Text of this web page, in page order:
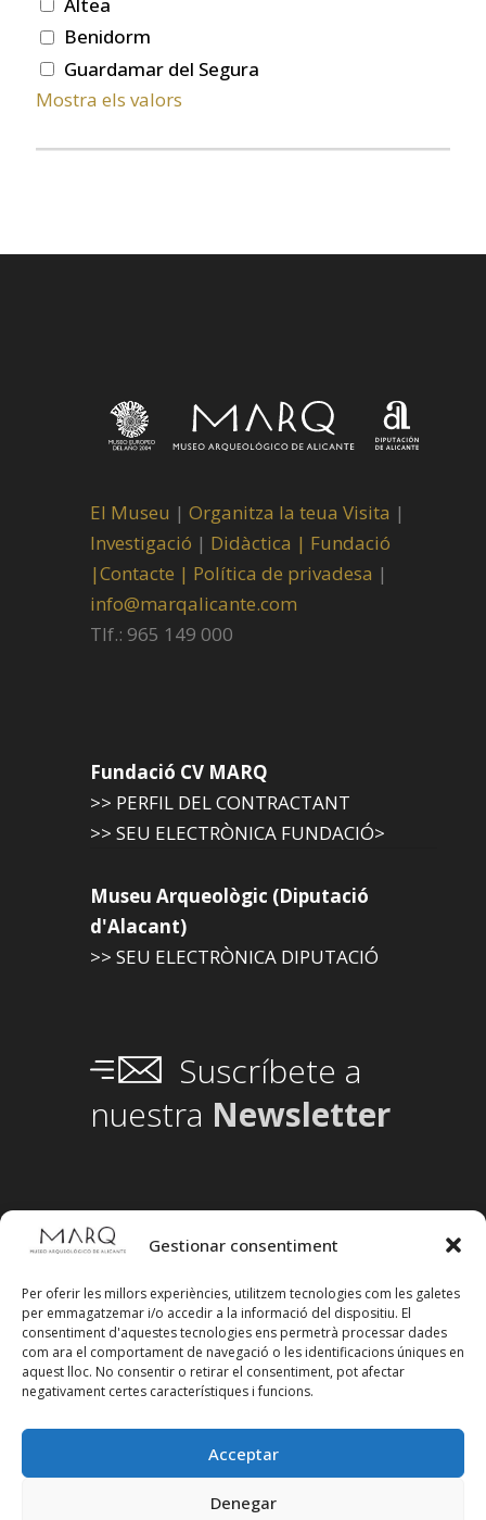
Gestionar consentiment
Per oferir les millors experiències, utilitzem tecnologies com les galetes
per emmagatzemar i/o accedir a la informació del dispositiu. El
consentiment d'aquestes tecnologies ens permetrà processar dades
com ara el comportament de navegació o les identificacions úniques en
aquest lloc. No consentir o retirar el consentiment, pot afectar
negativament certes característiques i funcions.
Acceptar
Denegar
Benidorm
Guardamar del Segura
Mostra els valors
El Museu | Organitza la teua Visita |
Investigació | Didàctica | Fundació
|Contacte | Política de privadesa |
info@marqalicante.com
Tlf.: 965 149 000
Fundació CV MARQ
>> PERFIL DEL CONTRACTANT
>> SEU ELECTRÒNICA FUNDACIÓ>
Museu Arqueològic (Diputació
d'Alacant)
>> SEU ELECTRÒNICA DIPUTACIÓ
Suscríbete a
nuestra Newsletter
Segueix-nos en xarxes socials